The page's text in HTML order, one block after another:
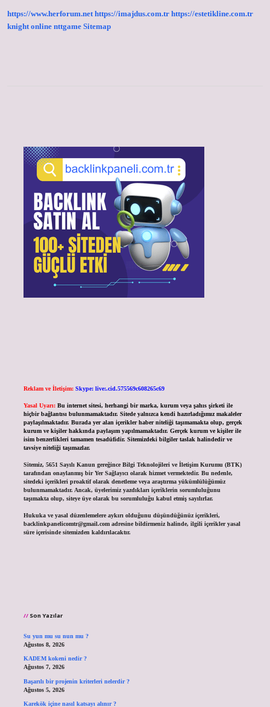
https://www.herforum.net https://imajdus.com.tr https://estetikline.com.tr
knight online nttgame Sitemap
Reklam ve İletişim: Skype: live:.cid.575569c608265c69
Yasal Uyarı: Bu internet sitesi, herhangi bir marka, kurum veya şahıs şirketi ile
hiçbir bağlantısı bulunmamaktadır. Sitede yalnızca kendi hazırladığımız makaleler
paylaşılmaktadır. Burada yer alan içerikler haber niteliği taşımamakta olup, gerçek
kurum ve kişiler hakkında paylaşım yapılmamaktadır. Gerçek kurum ve kişiler ile
isim benzerlikleri tamamen tesadüfidir. Sitemizdeki bilgiler taslak halindedir ve
tavsiye niteliği taşımazlar.
Sitemiz, 5651 Sayılı Kanun gereğince Bilgi Teknolojileri ve İletişim Kurumu (BTK)
tarafından onaylanmış bir Yer Sağlayıcı olarak hizmet vermektedir. Bu nedenle,
sitedeki içerikleri proaktif olarak denetleme veya araştırma yükümlülüğümüz
bulunmamaktadır. Ancak, üyelerimiz yazdıkları içeriklerin sorumluluğunu
taşımakta olup, siteye üye olarak bu sorumluluğu kabul etmiş sayılırlar.
Hukuka ve yasal düzenlemelere aykırı olduğunu düşündüğünüz içerikleri,
backlinkpanelicomtr@gmail.comadresine bildirmeniz halinde, ilgili içerikler yasal
süre içerisinde sitemizden kaldırılacaktır.
Son Yazılar
Su yun mu su nun mu ?
Ağustos 8, 2026
KADEM kokeni nedir ?
Ağustos 7, 2026
Başarılı bir projenin kriterleri nelerdir ?
Ağustos 5, 2026
Karekök içine nasıl katsayı alınır ?